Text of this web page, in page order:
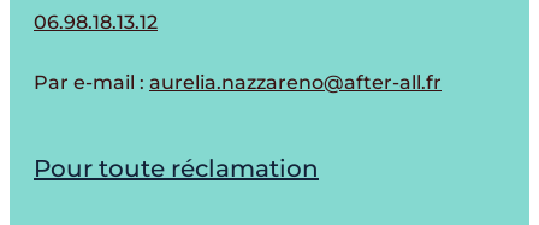
06.98.18.13.12
Par e-mail : aurelia.nazzareno@after-all.fr
Pour toute réclamation